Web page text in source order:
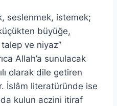
seslenmek, istemek;
büyüğe,
ve niyaz”
Allah’a sunulacak
olarak dile getiren
İslâm literatüründe ise
kulun aczini itiraf